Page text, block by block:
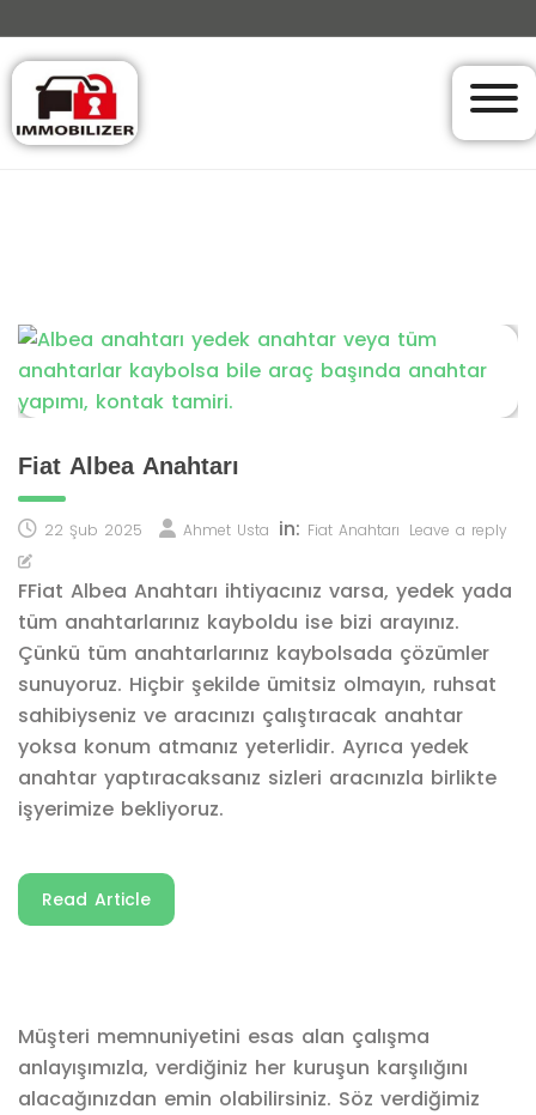
Fiat Albea Anahtarı
22 Şub 2025 Ahmet Usta in: Fiat Anahtarı Leave a reply
FFiat Albea Anahtarı ihtiyacınız varsa, yedek yada
tüm anahtarlarınız kayboldu ise bizi arayınız.
Çünkü tüm anahtarlarınız kaybolsada çözümler
sunuyoruz. Hiçbir şekilde ümitsiz olmayın, ruhsat
sahibiyseniz ve aracınızı çalıştıracak anahtar
yoksa konum atmanız yeterlidir. Ayrıca yedek
anahtar yaptıracaksanız sizleri aracınızla birlikte
işyerimize bekliyoruz.
Read Article
Müşteri memnuniyetini esas alan çalışma
anlayışımızla, verdiğiniz her kuruşun karşılığını
alacağınızdan emin olabilirsiniz. Söz verdiğimiz